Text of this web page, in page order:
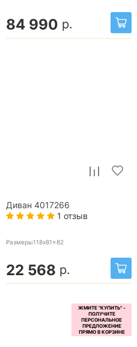
84 990 р.
Диван 4017266
1 отзыв
Размеры118x81x82
22 568 р.